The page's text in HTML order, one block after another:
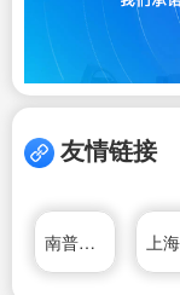
友情链接
南普陀在线